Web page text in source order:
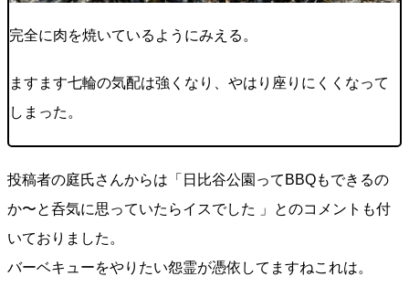
完全に肉を焼いているようにみえる。
ますます七輪の気配は強くなり、やはり座りにくくなって
しまった。
投稿者の庭氏さんからは「日比谷公園ってBBQもできるの
か〜と呑気に思っていたらイスでした 」とのコメントも付
いておりました。
バーベキューをやりたい怨霊が憑依してますねこれは。